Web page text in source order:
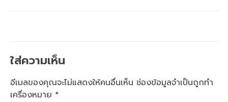
ใส่ความเห็น
อีเมลของคุณจะไม่แสดงให้คนอื่นเห็น ช่องข้อมูลจำเป็นถูกทำ
เครื่องหมาย *